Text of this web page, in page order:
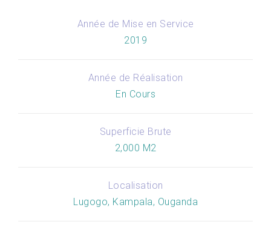
Année de Mise en Service
2019
Année de Réalisation
En Cours
Superficie Brute
2,000 M2
Localisation
Lugogo, Kampala, Ouganda